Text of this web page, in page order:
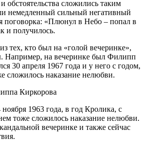
обстоятельства сложились таким
немедленный сильный негативный
поговорка: «Плюнул в Небо – попал в
и получилось.
тех, кто был на «голой вечеринке»,
Например, на вечеринке был Филипп
30 апреля 1967 года и у него с годом,
сложилось наказание нелюбви.
1963 года, в год Кролика, с
тоже сложилось наказание нелюбви.
вечеринке и также сейчас